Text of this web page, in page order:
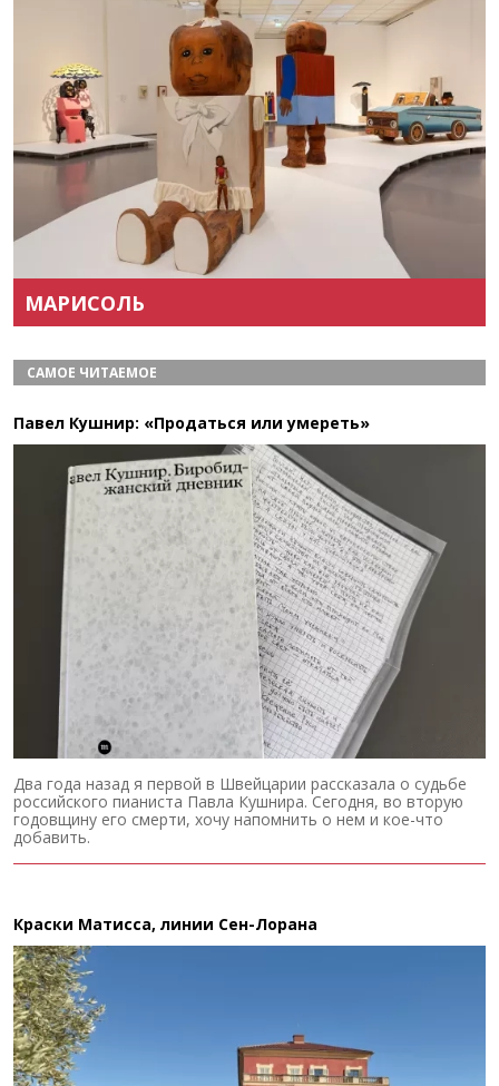
МАРИСОЛЬ
САМОЕ ЧИТАЕМОЕ
Павел Кушнир: «Продаться или умереть»
Два года назад я первой в Швейцарии рассказала о судьбе
российского пианиста Павла Кушнира. Сегодня, во вторую
годовщину его смерти, хочу напомнить о нем и кое-что
добавить.
Краски Матисса, линии Сен-Лорана